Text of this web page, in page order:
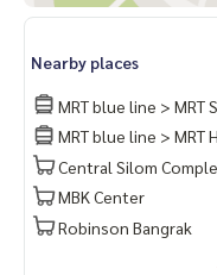
Nearby places
MRT blue line > MRT
MRT blue line > MRT
Central Silom
MBK Center
Robinson Bangrak